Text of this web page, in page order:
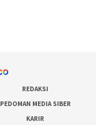
REDAKSI
PEDOMAN MEDIA SIBER
KARIR